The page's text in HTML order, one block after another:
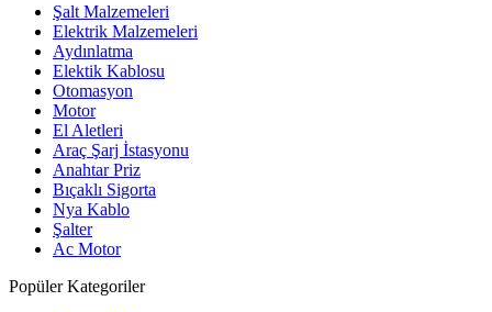
Şalt Malzemeleri
Elektrik Malzemeleri
Aydınlatma
Elektik Kablosu
Otomasyon
Motor
El Aletleri
Araç Şarj İstasyonu
Anahtar Priz
Bıçaklı Sigorta
Nya Kablo
Şalter
Ac Motor
Popüler Kategoriler